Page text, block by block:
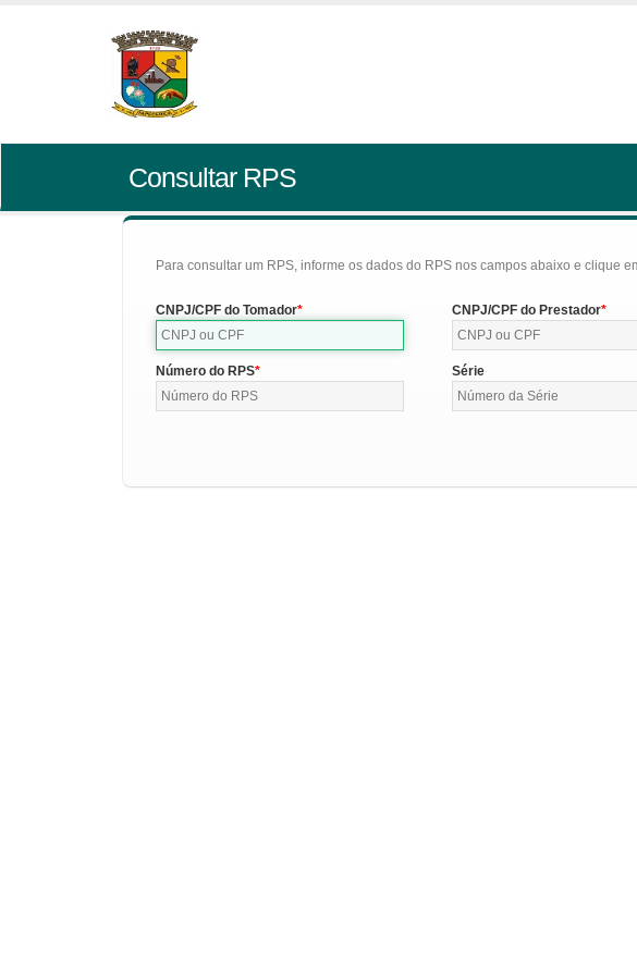
Consultar RPS
Para consultar um RPS, informe os dados do RPS nos campos abaixo e clique
CNPJ/CPF do Tomador CNPJ/CPF do Prestador
Número do RPS Série